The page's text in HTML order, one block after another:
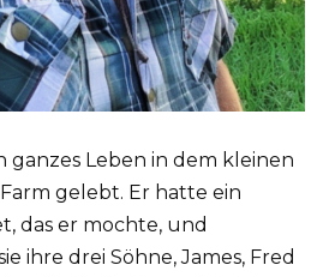
ganzes Leben in dem kleinen
gelebt. Er hatte ein
das er mochte, und
ihre drei Söhne, James, Fred